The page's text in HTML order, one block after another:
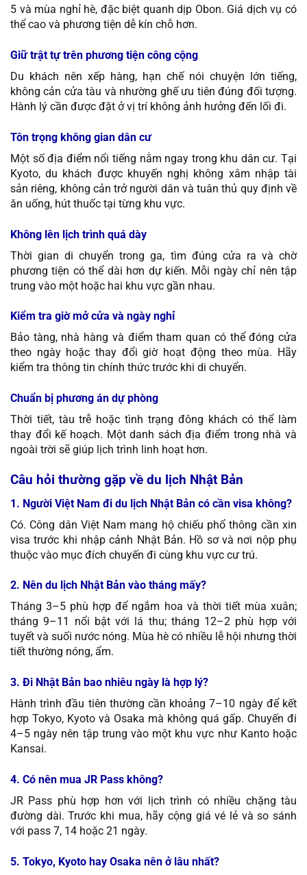
5 và mùa nghỉ hè, đặc biệt quanh dịp Obon. Giá dịch vụ có
thể cao và phương tiện dễ kín chỗ hơn.
Giữ trật tự trên phương tiện công cộng
Du khách nên xếp hàng, hạn chế nói chuyện lớn tiếng,
không cản cửa tàu và nhường ghế ưu tiên đúng đối tượng.
Hành lý cần được đặt ở vị trí không ảnh hưởng đến lối đi.
Tôn trọng không gian dân cư
Một số địa điểm nổi tiếng nằm ngay trong khu dân cư. Tại
Kyoto, du khách được khuyến nghị không xâm nhập tài
sản riêng, không cản trở người dân và tuân thủ quy định về
ăn uống, hút thuốc tại từng khu vực.
Không lên lịch trình quá dày
Thời gian di chuyển trong ga, tìm đúng cửa ra và chờ
phương tiện có thể dài hơn dự kiến. Mỗi ngày chỉ nên tập
trung vào một hoặc hai khu vực gần nhau.
Kiểm tra giờ mở cửa và ngày nghỉ
Bảo tàng, nhà hàng và điểm tham quan có thể đóng cửa
theo ngày hoặc thay đổi giờ hoạt động theo mùa. Hãy
kiểm tra thông tin chính thức trước khi di chuyển.
Chuẩn bị phương án dự phòng
Thời tiết, tàu trễ hoặc tình trạng đông khách có thể làm
thay đổi kế hoạch. Một danh sách địa điểm trong nhà và
ngoài trời sẽ giúp lịch trình linh hoạt hơn.
Câu hỏi thường gặp về du lịch Nhật Bản
1. Người Việt Nam đi du lịch Nhật Bản có cần visa không?
Có. Công dân Việt Nam mang hộ chiếu phổ thông cần xin
visa trước khi nhập cảnh Nhật Bản. Hồ sơ và nơi nộp phụ
thuộc vào mục đích chuyến đi cùng khu vực cư trú.
2. Nên du lịch Nhật Bản vào tháng mấy?
Tháng 3–5 phù hợp để ngắm hoa và thời tiết mùa xuân;
tháng 9–11 nổi bật với lá thu; tháng 12–2 phù hợp với
tuyết và suối nước nóng. Mùa hè có nhiều lễ hội nhưng thời
tiết thường nóng, ẩm.
3. Đi Nhật Bản bao nhiêu ngày là hợp lý?
Hành trình đầu tiên thường cần khoảng 7–10 ngày để kết
hợp Tokyo, Kyoto và Osaka mà không quá gấp. Chuyến đi
4–5 ngày nên tập trung vào một khu vực như Kanto hoặc
Kansai.
4. Có nên mua JR Pass không?
JR Pass phù hợp hơn với lịch trình có nhiều chặng tàu
đường dài. Trước khi mua, hãy cộng giá vé lẻ và so sánh
với pass 7, 14 hoặc 21 ngày.
5. Tokyo, Kyoto hay Osaka nên ở lâu nhất?